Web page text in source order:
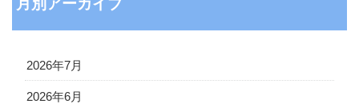
月別アーカイブ
2026年7月
2026年6月